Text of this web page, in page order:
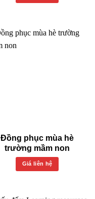
Đồng phục mùa hè
trường mầm non
Giá liên hệ